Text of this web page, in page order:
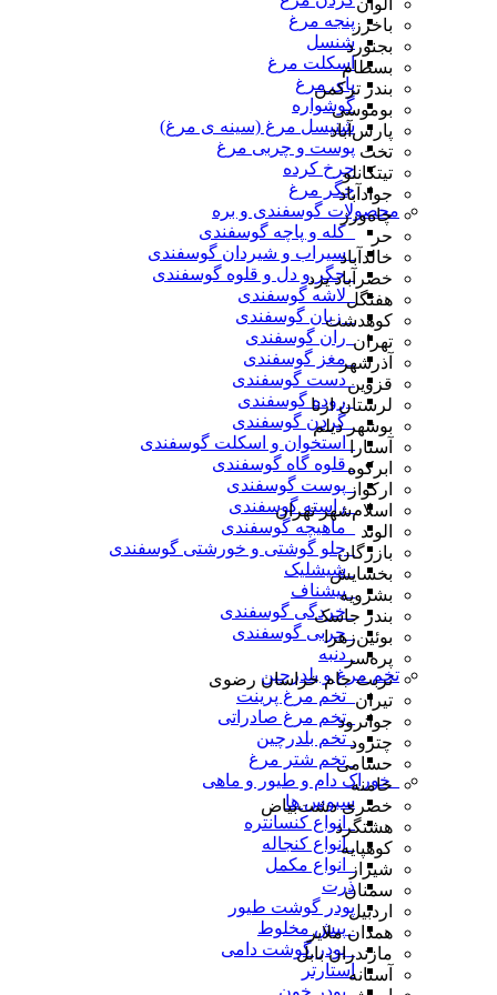
پنجه مرغ
شنسل
اسکلت مرغ
پای مرغ
گوشواره
شنیسل مرغ (سینه ی مرغ)
پوست و چربی مرغ
چرخ کرده
جگر مرغ
محصولات گوسفندی و بره
_کله و پاچه گوسفندی
_سیراب و شیردان گوسفندی
_جگر و دل و قلوه گوسفندی
_لاشه گوسفندی
_ زبان گوسفندی
_ران گوسفندی
_مغز گوسفندی
_دست گوسفندی
_روده گوسفندی
_گردن گوسفندی
_استخوان و اسکلت گوسفندی
_قلوه گاه گوسفندی
_پوست گوسفندی
_راسته گوسفندی
_ماهیچه گوسفندی
_چلو گوشتی و خورشتی گوسفندی
_شیشلیک
_پیشناف
_خردگی گوسفندی
_چربی گوسفندی
_دنبه
تخم مرغ و بلدرچین
_تخم مرغ پرینت
_تخم مرغ صادراتی
_تخم بلدرچین
_تخم شتر مرغ
_خوراک دام و طیور و ماهی
سبوس ها
_انواع کنسانتره
_انواع کنجاله
_انواع مکمل
ذرت
پودر گوشت طیور
_پیش مخلوط
_پودر گوشت دامی
استارتر
الوان
باخرز
بجنورد
بسطام
بندر ترکمن
بوموسی
پارس‌آباد
تخت
تیتکانلو
جوادآباد
چاه‌ورز
حر
خالدآباد
خضرآباد یزد
هفتگل
کوهدشت
تهران
آذرشهر
قزوین
لرستان ازنا
بوشهر دیلم
آستارا
ابرکوه
ارکواز
اسلام‌شهر تهران
الوند
بازرگان
بخشایش
بشرویه
بندر جاسک
بوئین‌زهرا
پره‌سر
تربت جام خراسان رضوی
تیران
جوانرود
چترود
حسامی
خامنه
خضری دشت‌بیاض
هشتگرد
کوهپایه
شیراز
سمنان
اردبیل
همدان ملایر
مازندران بابل
آستانه